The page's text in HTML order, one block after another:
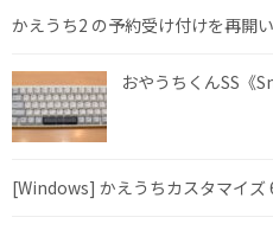
かえうち2 の予約受け付けを再開
おやうちくんSS《
[Windows] かえうちカスタマイズ